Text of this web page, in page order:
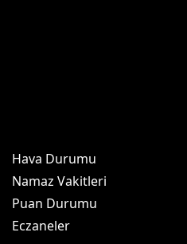
Hava Durumu
Namaz Vakitleri
Puan Durumu
Eczaneler